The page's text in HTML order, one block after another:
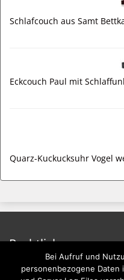
Schlafcouch aus Samt
Eckcouch Paul mit
Quarz-Kuckucksuhr Vogel
Rechtliches
Impressum
Bei Aufruf und
personenbezogene Daten